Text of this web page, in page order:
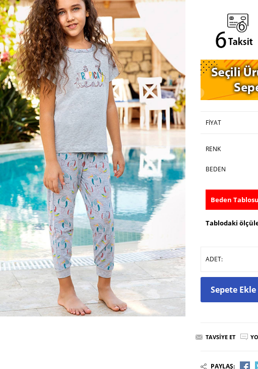
Berrak 2515 Kız Çocuk
Ribana Atlet
94,99 TL
Berrak 2504 Kız Çocuk
Ribana Atlet
99,99 TL
Ribana Atlet
FIYAT
RENK
BEDEN
Beden Tablosu
Tablodaki
ADET:
Sepete Ekle
TAVSIYE ET
PAYLAŞ: